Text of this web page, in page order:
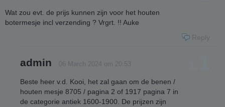
Wat zou evt. de prijs kunnen zijn voor het houten
botermesje incl verzending ? Vrgrt. !! Auke
Reply
admin 06 March 2024 om 20:53
Beste heer v.d. Kooi, het zal gaan om de benen /
houten mesje 8705 / pagina 2 of 1917 pagina 7 in
de categorie antiek 1600-1900. De prijzen zijn